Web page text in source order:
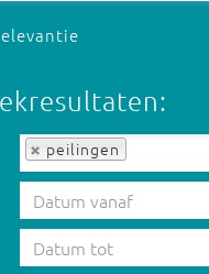
peilingen
Op tag: